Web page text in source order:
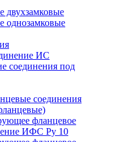
двухзамковые
однозамковые
ИС
соединения под
соединения
фланцевое
ИФС Ру 10